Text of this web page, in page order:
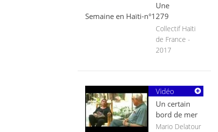
Une
Semaine en Haïti-n°1279
Collectif Haïti
de France -
2017
Vidéo
Un certain
bord de mer
Mario Delatour